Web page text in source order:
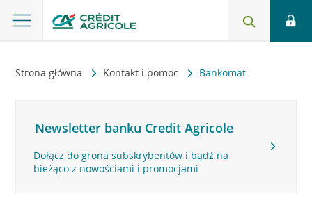
Strona główna Kontakt i pomoc Bankomat
Newsletter banku Credit Agricole
Dołącz do grona subskrybentów i bądź na
bieżąco z nowościami i promocjami